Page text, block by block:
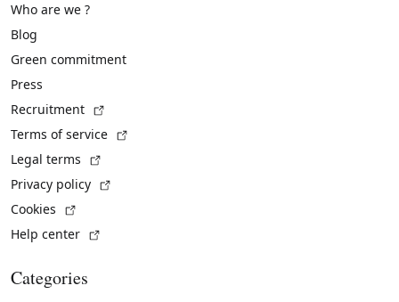
Who are we ?
Blog
Green commitment
Press
Recruitment
Terms of service
Legal terms
Privacy policy
Cookies
Help center
Categories